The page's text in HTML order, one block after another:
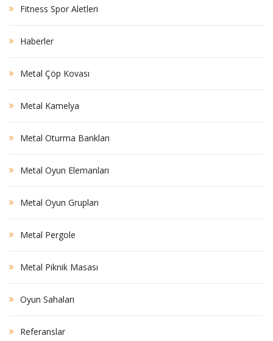
Fitness Spor Aletleri
Haberler
Metal Çöp Kovası
Metal Kamelya
Metal Oturma Bankları
Metal Oyun Elemanları
Metal Oyun Grupları
Metal Pergole
Metal Piknik Masası
Oyun Sahaları
Referanslar